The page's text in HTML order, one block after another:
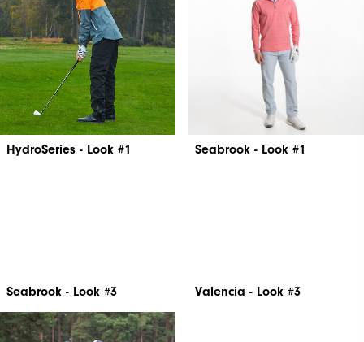
HydroSeries - Look #1 Seabrook - Look #1
Valencia - Look #3